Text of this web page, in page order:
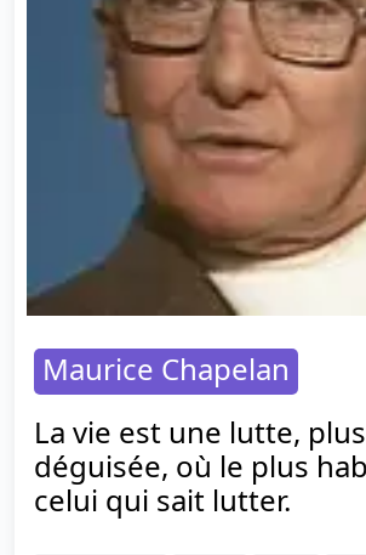
Maurice Chapelan
La vie est une lutte,
déguisée, où le plus
celui qui sait lutter.